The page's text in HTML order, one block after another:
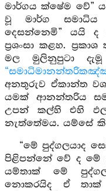
මාර්ගය ක්ෂේම වේ”
වූ මාර්ග සමාධිය
දෙසන්නෙමි” යයි
ප්‍රශංසා කළහ.
මල මුලිනුපුටා
අනතුරුව ඒකාන්ත
යමක් ආනන්තරිය
උපන් කල්හි එහි
නැත්තේමය. යම්සේ
“මේ පුද්ගලයාද
පිළිපන්නේ වේ ද මේ
යම්තාක් මේ
නොකරයිද ඒ තාක්